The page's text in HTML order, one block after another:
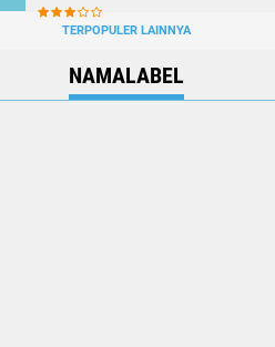
TERPOPULER LAINNYA
NAMALABEL